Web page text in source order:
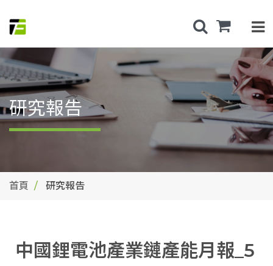
研究報告
首頁 研究報告
中國鋰電池產業鏈產能月報_5